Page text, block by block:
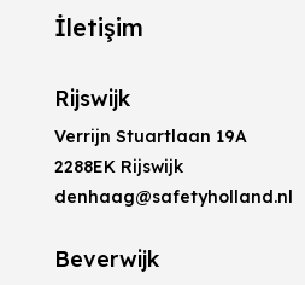
İletişim
Rijswijk
Verrijn Stuartlaan 19A
2288EK Rijswijk
denhaag@safetyholland.nl
Beverwijk